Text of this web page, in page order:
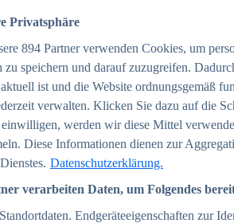
Privatsphäre
894 Partner verwenden Cookies, um
zu speichern und darauf zuzugreifen.
ist und die Website ordnungsgemäß
verwalten. Klicken Sie dazu auf die
werden wir diese Mittel
Diese Informationen dienen zur
Datenschutzerklärung.
verarbeiten Daten, um Folgendes
Endgeräteeigenschaften zur